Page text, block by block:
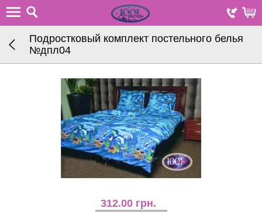
Подростковый комплект постельного белья
№дпл04
312.00 грн.